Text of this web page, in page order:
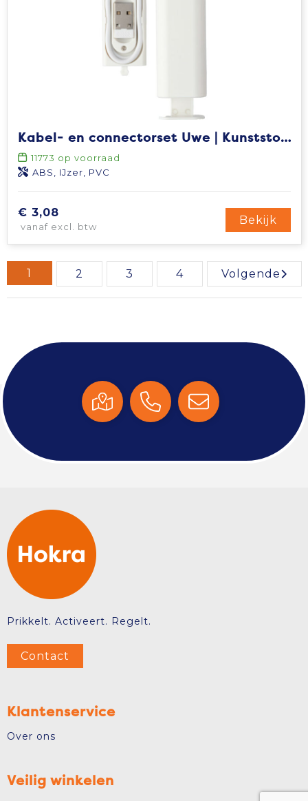
Kabel- en connectorset Uwe | Kunststof | USB-C | 480 Mbps
11773 op voorraad
ABS, IJzer, PVC
€ 3,08
vanaf excl. btw
Bekijk
1 2 3 4 Volgende
Prikkelt. Activeert. Regelt.
Contact
Klantenservice
Over ons
Veilig winkelen